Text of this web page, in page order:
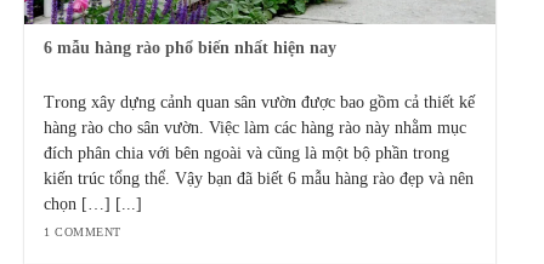
6 mẫu hàng rào phổ biến nhất hiện nay
Trong xây dựng cảnh quan sân vườn được bao gồm cả thiết kế
hàng rào cho sân vườn. Việc làm các hàng rào này nhằm mục
đích phân chia với bên ngoài và cũng là một bộ phần trong
kiến trúc tổng thể. Vậy bạn đã biết 6 mẫu hàng rào đẹp và nên
chọn […] [...]
1 COMMENT